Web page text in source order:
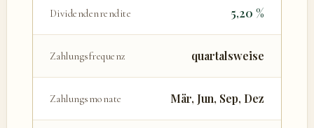
Dividendenrendite 5,20 %
Zahlungsfrequenz quartalsweise
Zahlungsmonate Mär, Jun, Sep, Dez